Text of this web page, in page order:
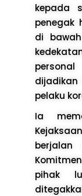
kepada
penegak
di
pelaku
Ia
pihak